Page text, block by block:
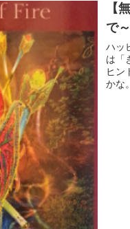
【
で
ハッ
は「
ヒン
かな